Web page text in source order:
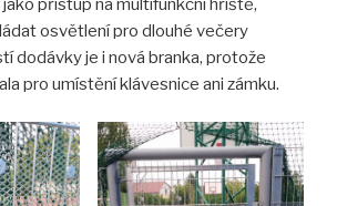
přístup na multifunkční hřiště,
osvětlení pro dlouhé večery
dodávky je i nová branka, protože
pro umístění klávesnice ani zámku.